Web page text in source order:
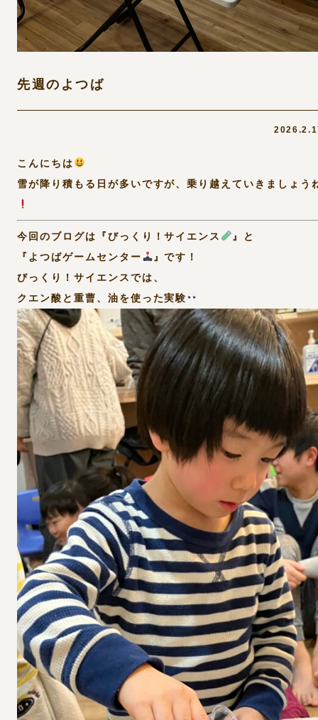
先週のよつば
こんにちは
雪が降り積もる日が多いですが、乗り越えていきましょう
今回のブログは『びっくり！サイエンス
』と
『よつばゲームセンター
』です！
びっくり！サイエンスでは、
クエン酸と重曹、油を使った実験